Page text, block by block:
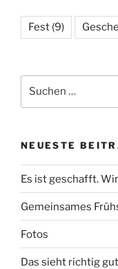
Fest (9)
nach:
NEUESTE
Es ist geschafft.
Gemeinsames
Fotos
Das sieht richtig